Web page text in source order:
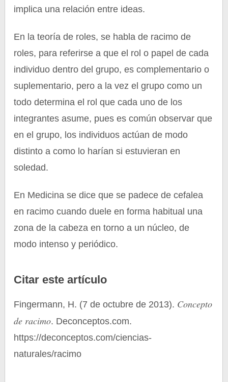
implica una relación entre ideas.
En la teoría de roles, se habla de racimo de
roles, para referirse a que el rol o papel de cada
individuo dentro del grupo, es complementario o
suplementario, pero a la vez el grupo como un
todo determina el rol que cada uno de los
integrantes asume, pues es común observar que
en el grupo, los individuos actúan de modo
distinto a como lo harían si estuvieran en
soledad.
En Medicina se dice que se padece de cefalea
en racimo cuando duele en forma habitual una
zona de la cabeza en torno a un núcleo, de
modo intenso y periódico.
Citar este artículo
Fingermann, H. (7 de octubre de 2013). Concepto
de racimo. Deconceptos.com.
https://deconceptos.com/ciencias-
naturales/racimo